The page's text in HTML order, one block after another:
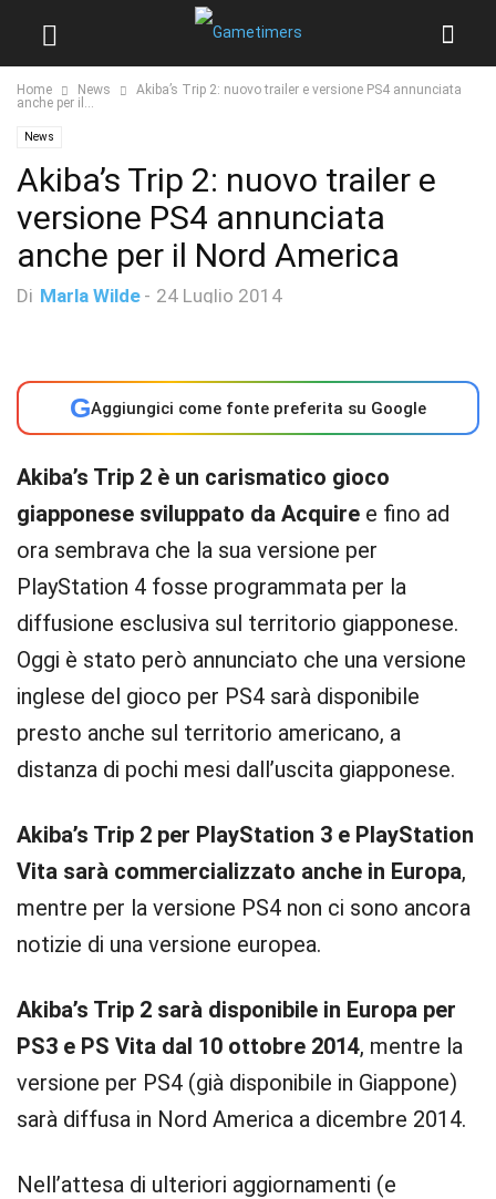
Home News
Akiba’s Trip 2: nuovo trailer e versione PS4 annunciata
anche per il...
News
Akiba’s Trip 2: nuovo trailer e
versione PS4 annunciata
anche per il Nord America
Di Marla Wilde - 24 Luglio 2014
GAggiungici come fonte preferita su Google
Akiba’s Trip 2 è un carismatico gioco
giapponese sviluppato da Acquire e fino ad
ora sembrava che la sua versione per
PlayStation 4 fosse programmata per la
diffusione esclusiva sul territorio giapponese.
Oggi è stato però annunciato che una versione
inglese del gioco per PS4 sarà disponibile
presto anche sul territorio americano, a
distanza di pochi mesi dall’uscita giapponese.
Akiba’s Trip 2 per PlayStation 3 e PlayStation
Vita sarà commercializzato anche in Europa,
mentre per la versione PS4 non ci sono ancora
notizie di una versione europea.
Akiba’s Trip 2 sarà disponibile in Europa per
PS3 e PS Vita dal 10 ottobre 2014, mentre la
versione per PS4 (già disponibile in Giappone)
sarà diffusa in Nord America a dicembre 2014.
Nell’attesa di ulteriori aggiornamenti (e